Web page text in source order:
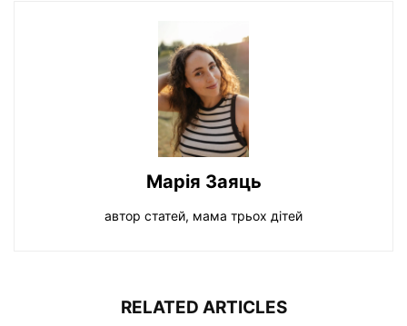
Марiя Заяць
автор статей, мама трьох дiтей
RELATED ARTICLES